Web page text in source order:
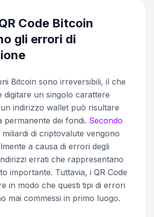
Code Bitcoin
gli errori di
Bitcoin sono irreversibili, il che
digitare un singolo carattere
indirizzo wallet può risultare
permanente dei fondi. Secondo
miliardi di criptovalute vengono
a causa di errori degli
errati che rappresentano
importante. Tuttavia, i QR Code
in modo che questi tipi di errori
mai commessi in primo luogo.